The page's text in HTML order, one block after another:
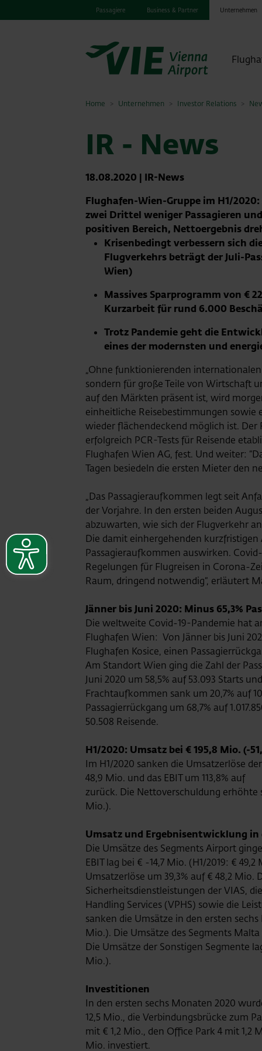
Passagiere Business & Partner Unternehmen
Home Unternehmen Investor Relations
IR - News
18.08.2020 | IR-News
Flughafen-Wien-Gruppe im H1/
zwei Drittel weniger Passagieren
positiven Bereich, Nettoergebnis
Krisenbedingt verbessern sich
Flugverkehrs beträgt der Juli-
Wien)
Massives Sparprogramm von €
Kurzarbeit für rund 6.000
Trotz Pandemie geht die
eines der modernsten und
„Ohne funktionierenden
sondern für große Teile von Wirtschaft
auf den Märkten präsent ist, wird
einheitliche Reisebestimmungen sowie
wieder flächendeckend möglich ist.
erfolgreich PCR-Tests für Reisende
Flughafen Wien AG, fest. Und weiter:
Tagen besiedeln die ersten Mieter den
„Das Passagieraufkommen legt seit
der Vorjahre. In den ersten beiden
abzuwarten, wie sich der Flugverkehr
Die damit einhergehenden
Passagieraufkommen auswirken.
Regelungen für Flugreisen in Corona-
Raum, dringend notwendig“, erläutert
Jänner bis Juni 2020: Minus 65,3%
Die weltweite Covid-19-Pandemie hat
Flughafen Wien: Von Jänner bis Juni
Flughafen Kosice, einen
Am Standort Wien ging die Zahl der
Juni 2020 um 58,5% auf 53.093 Starts
Frachtaufkommen sank um 20,7% auf
Passagierrückgang um 68,7% auf
50.508 Reisende.
H1/2020: Umsatz bei € 195,8 Mio. (-
Im H1/2020 sanken die Umsatzerlöse
48,9 Mio. und das EBIT um 113,8%
zurück. Die Nettoverschuldung erhöhte
Mio.).
Umsatz und Ergebnisentwicklung in
Die Umsätze des Segments Airport
EBIT lag bei € -14,7 Mio. (H1/2019: €
Umsatzerlöse um 39,3% auf € 48,2 Mio.
Sicherheitsdienstleistungen der VIAS,
Handling Services (VPHS) sowie die
sanken die Umsätze in den ersten
Mio.). Die Umsätze des Segments
Die Umsätze der Sonstigen Segmente
Mio.).
Investitionen
In den ersten sechs Monaten 2020
12,5 Mio., die Verbindungsbrücke zum
mit € 1,2 Mio., den Office Park 4 mit 1,2
Mio. investiert.